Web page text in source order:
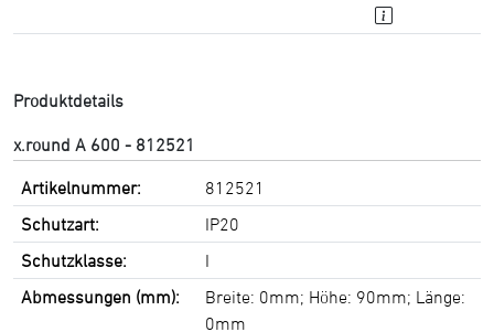
Produktdetails
x.round A 600 - 812521
Artikelnummer:
812521
Schutzart:
IP20
Schutzklasse:
I
Abmessungen (mm):
Breite: 0mm; Höhe: 90mm; Länge:
0mm